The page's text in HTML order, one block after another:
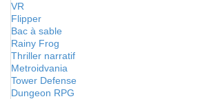
VR
Flipper
Bac à sable
Rainy Frog
Thriller narratif
Metroidvania
Tower Defense
Dungeon RPG